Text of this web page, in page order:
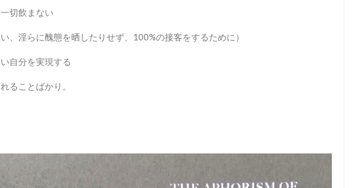
切飲まない
、淫らに醜態を晒したりせず、100%の接客をするために）
自分を実現する
ることばかり。